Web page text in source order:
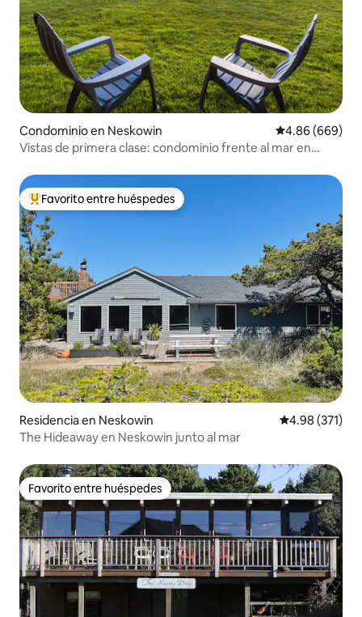
Condominio en Neskowin Calificación
4.86 (669)
Vistas de primera clase: condominio frente al mar en
De los mejores en Favorito entre huéspedes
Favorito entre huéspedes
Residencia en Neskowin Calificación
4.98 (371)
The Hideaway en Neskowin junto al mar
Favorito entre huéspedes
Favorito entre huéspedes